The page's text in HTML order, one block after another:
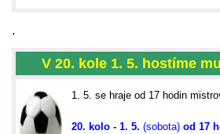
.
V 20. kole 1. 5. hostíme
1. 5. se hraje od 17 hodin
20. kolo - 1. 5. (sobota) od 17